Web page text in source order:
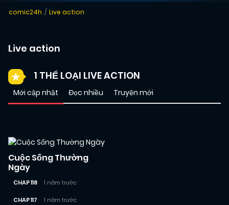
comic24h Live action
Live action
1 THỂ LOẠI LIVE ACTION
Mới cập nhật Đọc nhiều Truyện mới
Cuộc Sống Thường
Ngày
CHAP 118 1 năm trước
CHAP 117 1 năm trước